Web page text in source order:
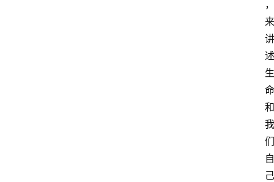
，
来
讲
述
生
命
和
我
们
自
己